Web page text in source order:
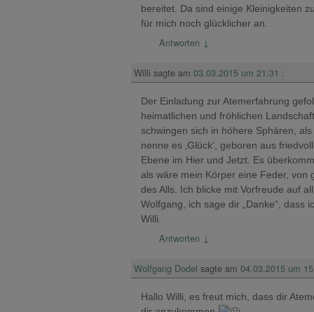
bereitet. Da sind einige Kleinigkeiten
für mich noch glücklicher an.
Antworten ↓
Willi sagte am 03.03.2015 um 21:31 :
Der Einladung zur Atemerfahrung
heimatlichen und fröhlichen
schwingen sich in höhere Sphären,
nenne es ‚Glück‘, geboren aus
Ebene im Hier und Jetzt. Es
als wäre mein Körper eine Feder, von
des Alls. Ich blicke mit Vorfreude auf
Wolfgang, ich sage dir „Danke“, dass
Willi.
Antworten ↓
Wolfgang Dodel sagte am 04.03.2015 um
Hallo Willi, es freut mich, dass dir